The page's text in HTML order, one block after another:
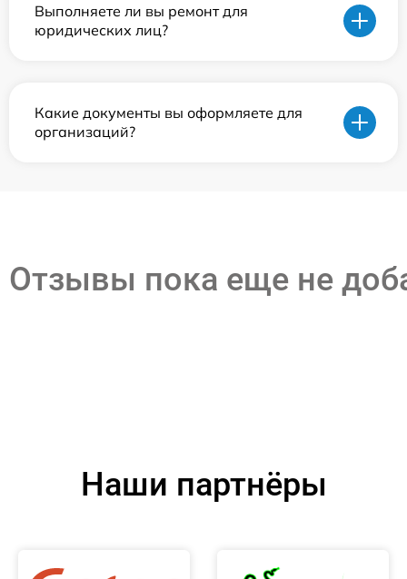
Выполняете ли вы ремонт для
юридических лиц?
Какие документы вы оформляете для
организаций?
Отзывы пока еще не
Наши партнёры